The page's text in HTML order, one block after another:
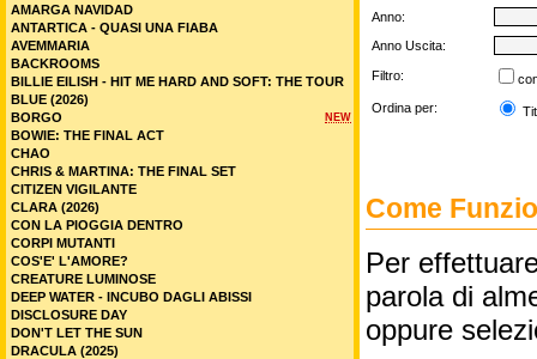
Anno:
Anno Uscita:
Filtro:
Ordina per:
Come
Per
parola di
oppure
AMARGA NAVIDAD
ANTARTICA - QUASI UNA FIABA
AVEMMARIA
BACKROOMS
BILLIE EILISH - HIT ME HARD AND SOFT: THE TOUR
BLUE (2026)
NEW
BORGO
BOWIE: THE FINAL ACT
CHAO
CHRIS & MARTINA: THE FINAL SET
CITIZEN VIGILANTE
CLARA (2026)
CON LA PIOGGIA DENTRO
CORPI MUTANTI
COS'E' L'AMORE?
CREATURE LUMINOSE
DEEP WATER - INCUBO DAGLI ABISSI
DISCLOSURE DAY
DON'T LET THE SUN
DRACULA (2025)